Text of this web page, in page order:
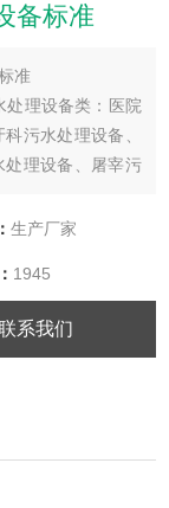
备标准
准
处理设备类：医院
污水处理设备、
理设备、屠宰污
体化预制泵站、
生产厂家
1945
系我们